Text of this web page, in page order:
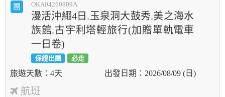
團 OKA04260809A
漫活沖繩4日.玉泉洞大鼓秀.美之海水
族館.古宇利塔輕旅行(加贈單軌電車
一日卷)
保證出團 必走
4天 2026/08/09 (日)
航班